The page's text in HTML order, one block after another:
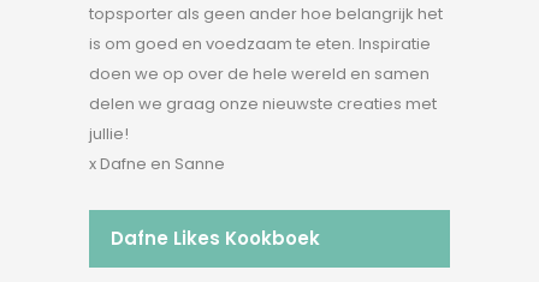
topsporter als geen ander hoe belangrijk het
is om goed en voedzaam te eten. Inspiratie
doen we op over de hele wereld en samen
delen we graag onze nieuwste creaties met
jullie!
x Dafne en Sanne
Dafne Likes Kookboek